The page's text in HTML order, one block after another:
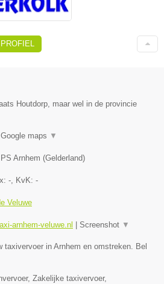
Houtdorp, maar wel in de provincie
Google maps ▼
Arnhem (Gelderland)
-, KvK: -
Veluwe
arnhem-veluwe.nl Screenshot ▼
taxivervoer in Arnhem en omstreken. Bel
Zakelijke taxivervoer,